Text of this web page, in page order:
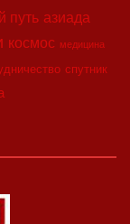
путь азиада
космос медицина
спутник